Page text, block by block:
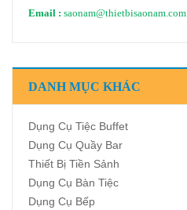
Email : saonam@thietbisaonam.com
DANH MỤC KHÁC
Dụng Cụ Tiệc Buffet
Dụng Cụ Quầy Bar
Thiết Bị Tiền Sảnh
Dụng Cụ Bàn Tiệc
Dụng Cụ Bếp